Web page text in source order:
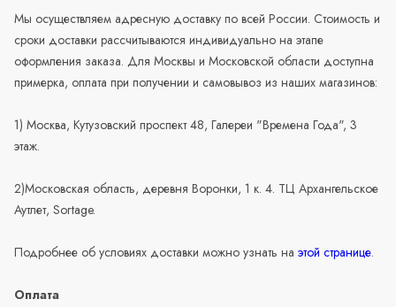
Мы осуществляем адресную доставку по всей России. Стоимость и
сроки доставки рассчитываются индивидуально на этапе
оформления заказа. Для Москвы и Московской области доступна
примерка, оплата при получении и самовывоз из наших магазинов:
1) Москва, Кутузовский проспект 48, Галереи "Времена Года", 3
этаж.
2)Московская область, деревня Воронки, 1 к. 4. ТЦ Архангельское
Аутлет, Sortage.
Подробнее об условиях доставки можно узнать на этой странице.
Оплата